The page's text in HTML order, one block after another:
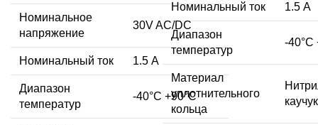
Номинальное
напряжение
30V AC/DC
Номинальный ток 1.5 А
Диапазон
температур
-40°C +90°C
Номинальный ток 1.5 А
Диапазон
температур
-40°C
Материал
уплотнительного
кольца
каучук